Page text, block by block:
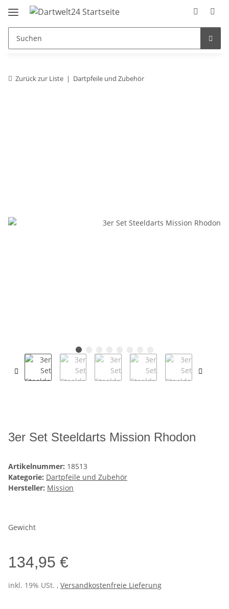
Zurück zur Liste Dartpfeile und Zubehör
3er Set Steeldarts Mission Rhodon
Artikelnummer: 18513
Kategorie: Dartpfeile und Zubehör
Hersteller: Mission
Gewicht
134,95 €
inkl. 19% USt. , Versandkostenfreie Lieferung